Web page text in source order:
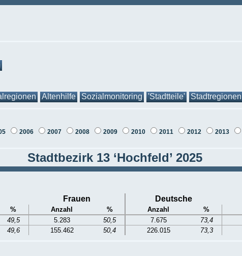
Altenhilfe Sozialmonitoring 'Stadtteile' Stadtregionen
2006 2007 2008 2009 2010 2011 2012 2013
Stadtbezirk 13 ‘Hochfeld’ 2025
Frauen Deutsche
% Anzahl % Anzahl %
49,5 5.283 50,5 7.675 73,4
49,6 155.462 50,4 226.015 73,3